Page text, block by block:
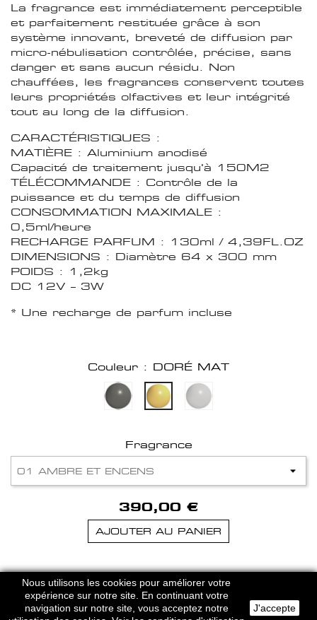
La fragrance est immédiatement perceptible
et parfaitement restituée grâce à son
système innovant, breveté de diffusion par
micro-nébulisation contrôlée, précise, sans
danger et sans aucun résidu. Non
chauffées, les fragrances conservent toutes
leurs propriétés olfactives et leur intégrité
tout au long de la diffusion.
CARACTÉRISTIQUES :
MATIÈRE : Aluminium anodisé
Capacité de traitement jusqu'à 150M2
TÉLÉCOMMANDE : Contrôle de la
puissance et du temps de diffusion
CONSOMMATION MAXIMALE :
0,5ml/heure
RECHARGE PARFUM : 130ml / 4,39FL.OZ
DIMENSIONS : Diamètre 64 x 300 mm
POIDS : 1,2kg
DC 12V – 3W
* Une recharge de parfum incluse
Couleur : DORÉ MAT
Fragrance
390,00 €
AJOUTER AU PANIER
MENTIONS LEGALES
Nous utilisons les cookies pour améliorer votre
expérience sur notre site. En continuant votre
navigation sur notre site, vous acceptez notre
J'accepte